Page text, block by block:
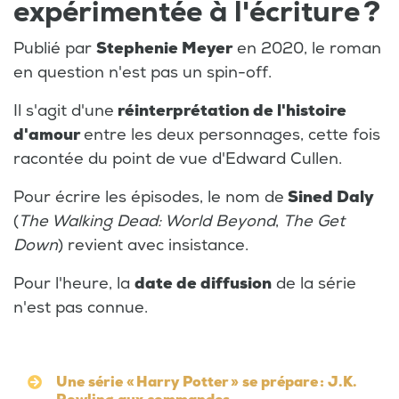
expérimentée à l'écriture ?
Publié par Stephenie Meyeren 2020, le roman
en question n'est pas un spin-off.
Il s'agit d'une réinterprétation de l'histoire
d'amourentre les deux personnages, cette fois
racontée du point de vue d'Edward Cullen.
Pour écrire les épisodes, le nom de Sined Daly
(The Walking Dead: World Beyond, The Get
Down) revient avec insistance.
Pour l'heure, la date de diffusion de la série
n'est pas connue.
Une série « Harry Potter » se prépare : J.K.